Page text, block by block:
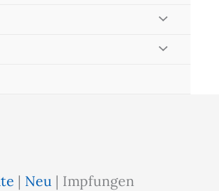
| Neu | Impfungen